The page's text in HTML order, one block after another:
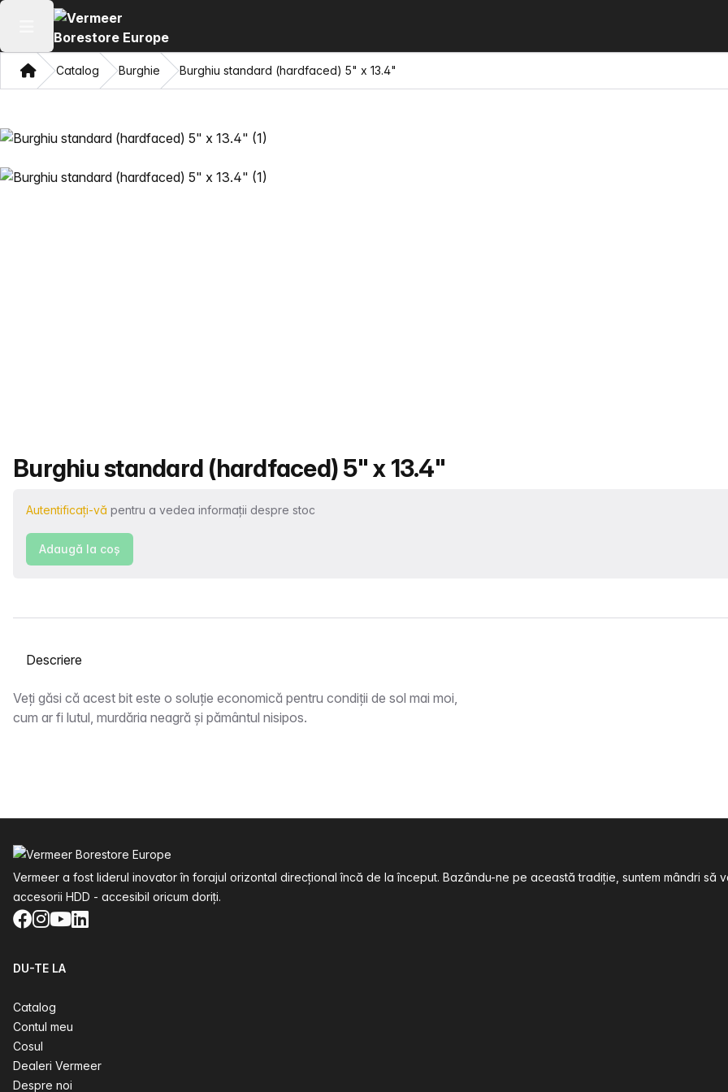
Deschide meniul principal
Domiciliu
Catalog Burghie Burghiu standard (hardfaced) 5" x 13.4"
Nume produs
Burghiu standard (hardfaced) 5" x 13.4"
Autentificați-vă pentru a vedea informații despre stoc
Adaugă la coş
Selectați o filă
Descriere
Veți găsi că acest bit este o soluție economică pentru condiții de sol mai moi,
cum ar fi lutul, murdăria neagră și pământul nisipos.
Vermeer a fost liderul inovator în forajul orizontal direcțional încă de la început. Bazându-ne pe această tradiție, suntem mândri să
accesorii HDD - accesibil oricum doriți.
Facebook
Instagram
YouTube
LinkedIn
DU-TE LA
Catalog
Contul meu
Cosul
Dealeri Vermeer
Despre noi